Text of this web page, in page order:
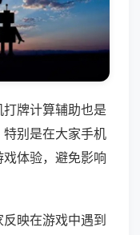
牌计算辅助也是
别是在大家手机
体验，避免影响
映在游戏中遇到